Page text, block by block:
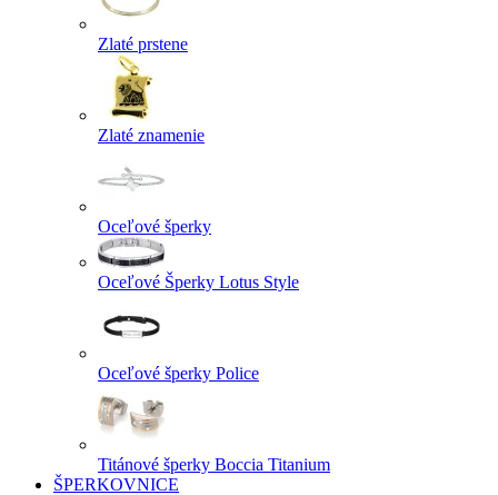
Zlaté prstene
Zlaté znamenie
Oceľové šperky
Oceľové Šperky Lotus Style
Oceľové šperky Police
Titánové šperky Boccia Titanium
ŠPERKOVNICE